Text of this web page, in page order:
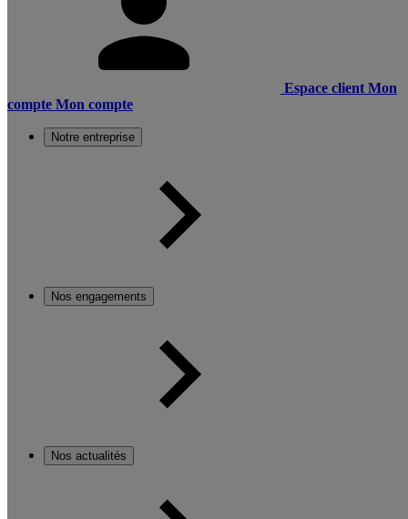
Espace client Mon
compte Mon compte
Notre entreprise
Nos engagements
Nos actualités